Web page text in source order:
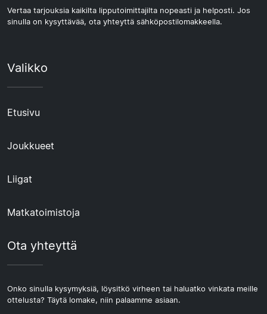
Vertaa tarjouksia kaikilta lipputoimittajilta nopeasti ja helposti. Jos
sinulla on kysyttävää, ota yhteyttä sähköpostilomakkeella.
Valikko
Etusivu
Joukkueet
Liigat
Matkatoimistoja
Ota yhteyttä
Onko sinulla kysymyksiä, löysitkö virheen tai haluatko vinkata meille
ottelusta? Täytä lomake, niin palaamme asiaan.